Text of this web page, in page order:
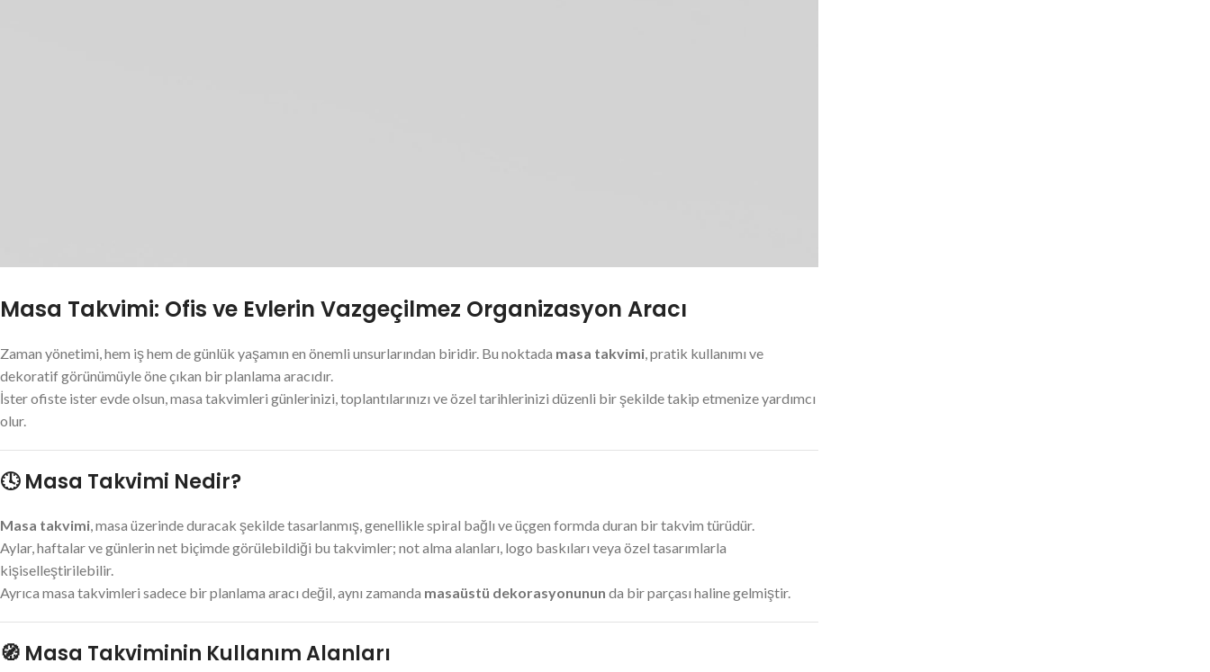
Masa Takvimi: Ofis ve Evlerin Vazgeçilmez Organizasyon Aracı
Zaman yönetimi, hem iş hem de günlük yaşamın en önemli unsurlarından biridir. Bu noktada masa takvimi , pratik kullanımı ve
dekoratif görünümüyle öne çıkan bir planlama aracıdır.
İster ofiste ister evde olsun, masa takvimleri günlerinizi, toplantılarınızı ve özel tarihlerinizi düzenli bir şekilde takip etmenize yardımcı
olur.
🕓 Masa Takvimi Nedir?
Masa takvimi , masa üzerinde duracak şekilde tasarlanmış, genellikle spiral bağlı ve üçgen formda duran bir takvim türüdür.
Aylar, haftalar ve günlerin net biçimde görülebildiği bu takvimler; not alma alanları, logo baskıları veya özel tasarımlarla
kişiselleştirilebilir.
Ayrıca masa takvimleri sadece bir planlama aracı değil, aynı zamanda masaüstü dekorasyonunun da bir parçası haline gelmiştir.
🧭 Masa Takviminin Kullanım Alanları